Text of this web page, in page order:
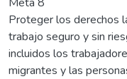
Proteger los derechos
trabajo seguro y sin
incluidos los
migrantes y las